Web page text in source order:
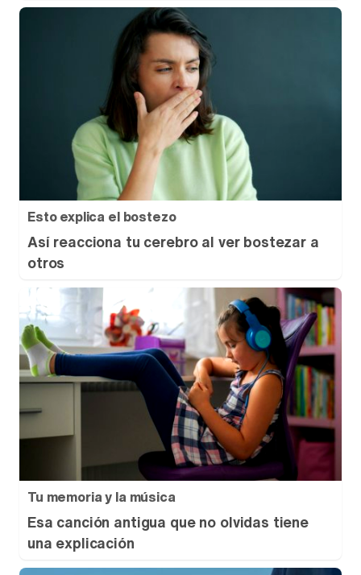
Esto explica el bostezo
Así reacciona tu cerebro al ver bostezar a
otros
Tu memoria y la música
Esa canción antigua que no olvidas tiene
una explicación